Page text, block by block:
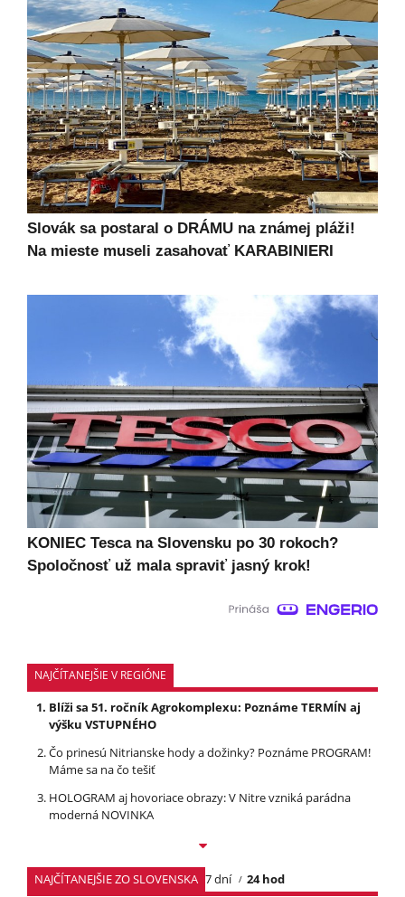
Slovák sa postaral o DRÁMU na známej pláži!
Na mieste museli zasahovať KARABINIERI
KONIEC Tesca na Slovensku po 30 rokoch?
Spoločnosť už mala spraviť jasný krok!
NAJČÍTANEJŠIE V REGIÓNE
Blíži sa 51. ročník Agrokomplexu: Poznáme TERMÍN aj
výšku VSTUPNÉHO
Čo prinesú Nitrianske hody a dožinky? Poznáme PROGRAM!
Máme sa na čo tešiť
HOLOGRAM aj hovoriace obrazy: V Nitre vzniká parádna
moderná NOVINKA
NAJČÍTANEJŠIE ZO SLOVENSKA 7 dní 24 hod